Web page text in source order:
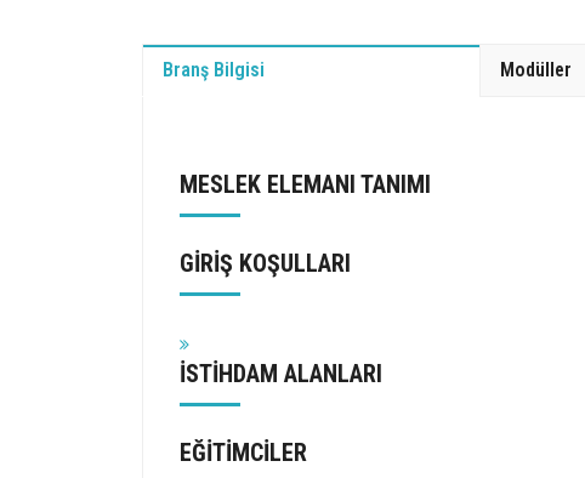
Branş Bilgisi Modüller
MESLEK ELEMANI TANIMI
GİRİŞ KOŞULLARI
İSTİHDAM ALANLARI
EĞİTİMCİLER